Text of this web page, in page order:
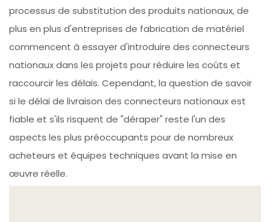
processus de substitution des produits nationaux, de
plus en plus d'entreprises de fabrication de matériel
commencent à essayer d'introduire des connecteurs
nationaux dans les projets pour réduire les coûts et
raccourcir les délais. Cependant, la question de savoir
si le délai de livraison des connecteurs nationaux est
fiable et s'ils risquent de "déraper" reste l'un des
aspects les plus préoccupants pour de nombreux
acheteurs et équipes techniques avant la mise en
œuvre réelle.